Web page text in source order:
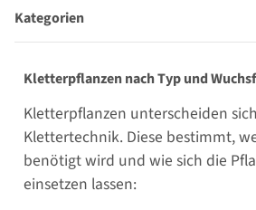
Kategorien
Kletterpflanzen nach Typ und
Kletterpflanzen unterscheiden
Klettertechnik. Diese bestimmt,
benötigt wird und wie sich die
einsetzen lassen: